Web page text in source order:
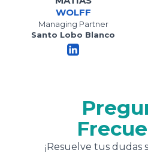
WOLFF
Managing Partner
Santo Lobo Blanco
¡Resuelve tus dudas